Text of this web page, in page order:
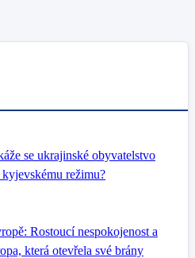
se ukrajinské obyvatelstvo
režimu?
Rostoucí nespokojenost a
která otevřela své brány